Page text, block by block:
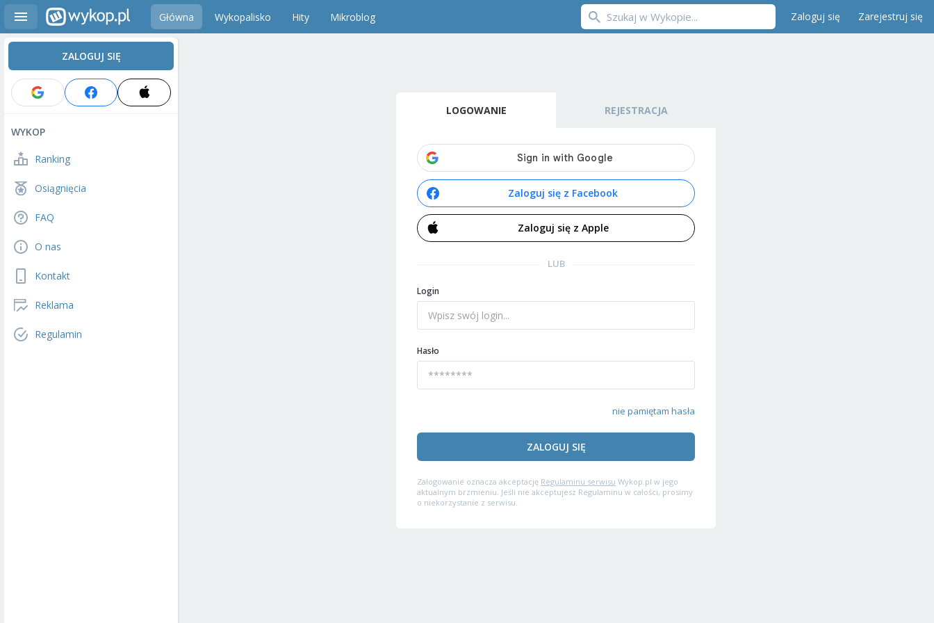
Główna Wykopalisko Hity Mikroblog Zaloguj się Zarejestruj się
ZALOGUJ SIĘ
WYKOP
Ranking
Osiągnięcia
FAQ
O nas
Kontakt
Reklama
Regulamin
LOGOWANIE REJESTRACJA
Zaloguj się z Facebook
Zaloguj się z Apple
LUB
Login
Hasło
nie pamiętam hasła
ZALOGUJ SIĘ
Zalogowanie oznacza akceptację Regulaminu serwisu Wykop.pl w jego
aktualnym brzmieniu. Jeśli nie akceptujesz Regulaminu w całości, prosimy
o niekorzystanie z serwisu.